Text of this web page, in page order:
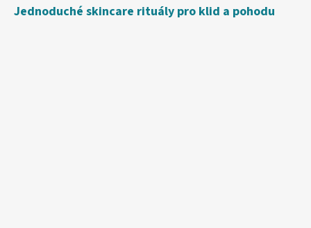
Jednoduché skincare rituály pro klid a pohodu